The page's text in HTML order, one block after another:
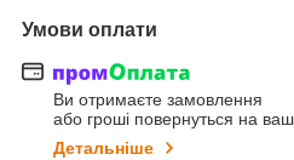
Умови оплати
Ви отримаєте замовлення
або гроші повернуться на
Детальніше